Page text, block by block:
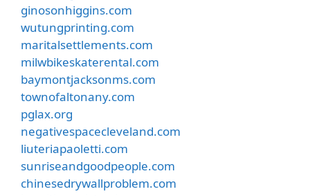
ginosonhiggins.com
wutungprinting.com
maritalsettlements.com
milwbikeskaterental.com
baymontjacksonms.com
townofaltonany.com
pglax.org
negativespacecleveland.com
liuteriapaoletti.com
sunriseandgoodpeople.com
chinesedrywallproblem.com